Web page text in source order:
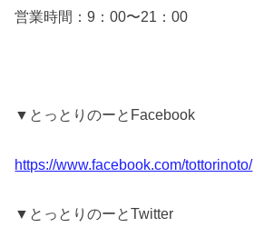
営業時間：9：00〜21：00
▼とっとりのーとFacebook
https://www.facebook.com/tottorinoto/
▼とっとりのーとTwitter